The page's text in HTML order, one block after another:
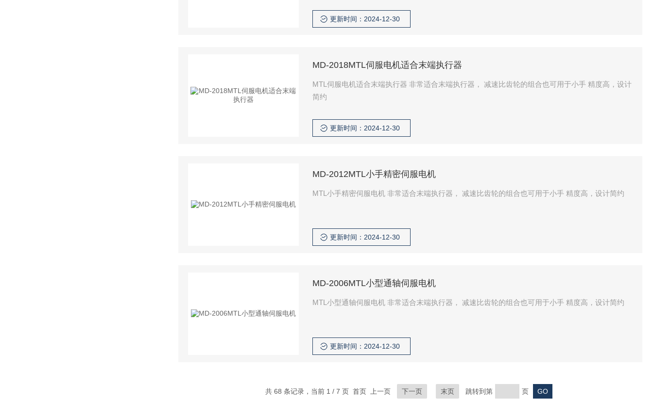
更新时间：2024-12-30
MD-2018MTL伺服电机适合末端执行器
MTL伺服电机适合末端执行器 非常适合末端执行器， 减速比齿轮的组合也可用于小手 精度高，设计
简约
更新时间：2024-12-30
MD-2012MTL小手精密伺服电机
MTL小手精密伺服电机 非常适合末端执行器， 减速比齿轮的组合也可用于小手 精度高，设计简约
更新时间：2024-12-30
MD-2006MTL小型通轴伺服电机
MTL小型通轴伺服电机 非常适合末端执行器， 减速比齿轮的组合也可用于小手 精度高，设计简约
更新时间：2024-12-30
共 68 条记录，当前 1 / 7 页 首页 上一页 下一页 末页 跳转到第 页